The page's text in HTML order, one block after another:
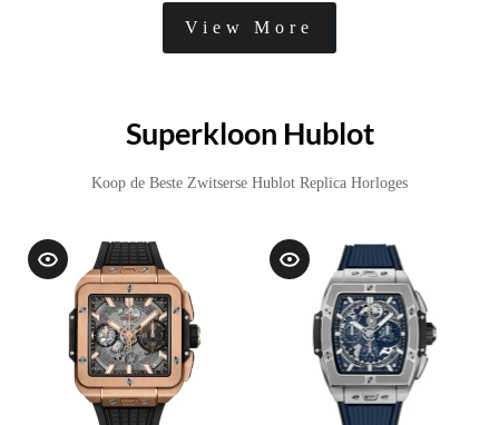
View More
Superkloon Hublot
Koop de Beste Zwitserse Hublot Replica Horloges